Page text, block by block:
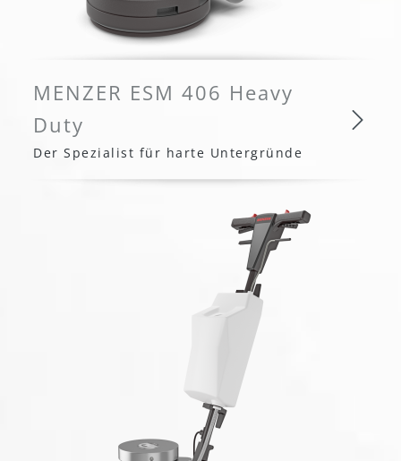
MENZER ESM 406 Heavy
Duty
Der Spezialist für harte Untergründe